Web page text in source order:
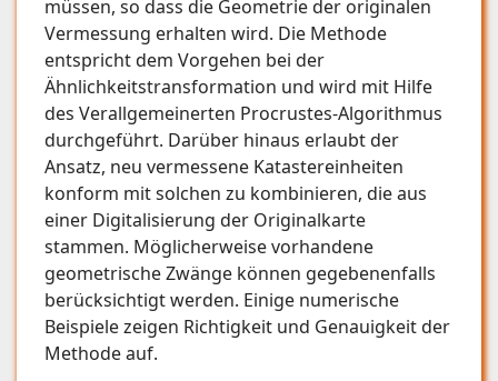
müssen, so dass die Geometrie der originalen
Vermessung erhalten wird. Die Methode
entspricht dem Vorgehen bei der
Ähnlichkeitstransformation und wird mit Hilfe
des Verallgemeinerten Procrustes-Algorithmus
durchgeführt. Darüber hinaus erlaubt der
Ansatz, neu vermessene Katastereinheiten
konform mit solchen zu kombinieren, die aus
einer Digitalisierung der Originalkarte
stammen. Möglicherweise vorhandene
geometrische Zwänge können gegebenenfalls
berücksichtigt werden. Einige numerische
Beispiele zeigen Richtigkeit und Genauigkeit der
Methode auf.